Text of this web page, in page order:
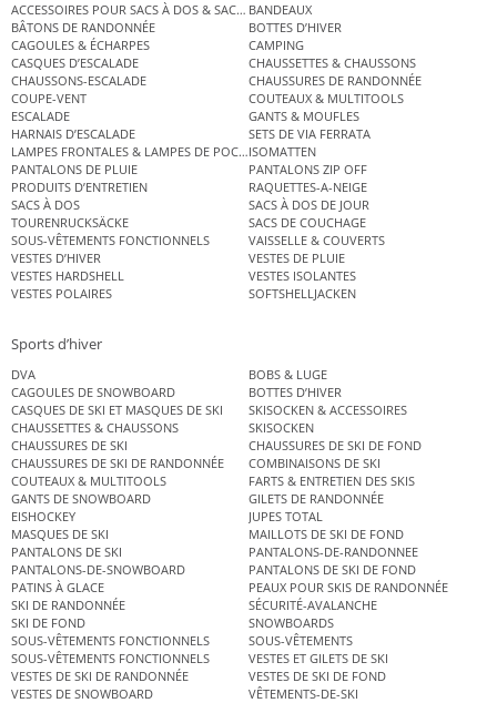
ACCESSOIRES POUR SACS À DOS & SACS ÉTANCHES
BANDEAUX
BÂTONS DE RANDONNÉE
BOTTES D’HIVER
CAGOULES & ÉCHARPES
CAMPING
CASQUES D’ESCALADE
CHAUSSETTES & CHAUSSONS
CHAUSSONS-ESCALADE
CHAUSSURES DE RANDONNÉE
COUPE-VENT
COUTEAUX & MULTITOOLS
ESCALADE
GANTS & MOUFLES
HARNAIS D’ESCALADE
SETS DE VIA FERRATA
LAMPES FRONTALES & LAMPES DE POCHEISOMATTEN
PANTALONS DE PLUIE
PANTALONS ZIP OFF
PRODUITS D’ENTRETIEN
RAQUETTES-A-NEIGE
SACS À DOS
SACS À DOS DE JOUR
TOURENRUCKSÄCKE
SACS DE COUCHAGE
SOUS-VÊTEMENTS FONCTIONNELS
VAISSELLE & COUVERTS
VESTES D’HIVER
VESTES DE PLUIE
VESTES HARDSHELL
VESTES ISOLANTES
VESTES POLAIRES
SOFTSHELLJACKEN
Sports d’hiver
DVA
BOBS & LUGE
CAGOULES DE SNOWBOARD
BOTTES D’HIVER
CASQUES DE SKI ET MASQUES DE SKI
SKISOCKEN & ACCESSOIRES
CHAUSSETTES & CHAUSSONS
SKISOCKEN
CHAUSSURES DE SKI
CHAUSSURES DE SKI DE FOND
CHAUSSURES DE SKI DE RANDONNÉE
COMBINAISONS DE SKI
COUTEAUX & MULTITOOLS
FARTS & ENTRETIEN DES SKIS
GANTS DE SNOWBOARD
GILETS DE RANDONNÉE
EISHOCKEY
JUPES TOTAL
MASQUES DE SKI
MAILLOTS DE SKI DE FOND
PANTALONS DE SKI
PANTALONS-DE-RANDONNEE
PANTALONS-DE-SNOWBOARD
PANTALONS DE SKI DE FOND
PATINS À GLACE
PEAUX POUR SKIS DE RANDONNÉE
SKI DE RANDONNÉE
SÉCURITÉ-AVALANCHE
SKI DE FOND
SNOWBOARDS
SOUS-VÊTEMENTS FONCTIONNELS
SOUS-VÊTEMENTS
SOUS-VÊTEMENTS FONCTIONNELS
VESTES ET GILETS DE SKI
VESTES DE SKI DE RANDONNÉE
VESTES DE SKI DE FOND
VESTES DE SNOWBOARD
VÊTEMENTS-DE-SKI